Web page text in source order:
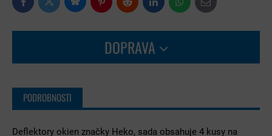
FacebookTwitter BlueskyPinterestReddit LinkedInWhatsApp
E-
mail
DOPRAVA
PODROBNOSTI
Deflektory okien značky Heko, sada obsahuje 4 kusy na